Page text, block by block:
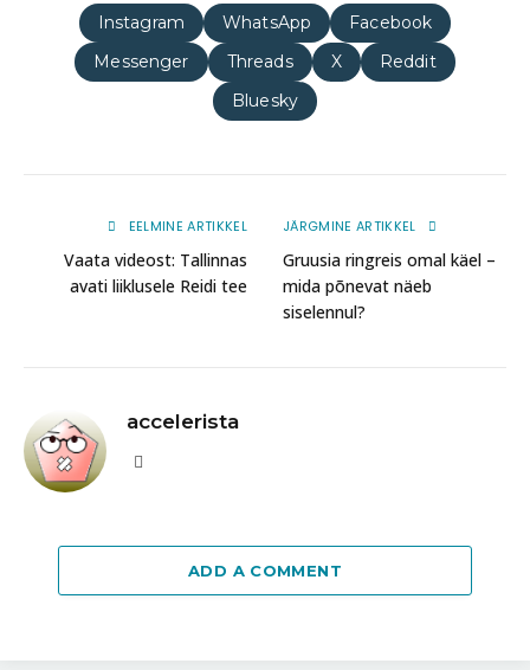
Instagram WhatsApp
Facebook
Messenger
Threads X
Reddit
Bluesky
EELMINE ARTIKKEL
Vaata videost: Tallinnas
avati liiklusele Reidi tee
JÄRGMINE ARTIKKEL
Gruusia ringreis omal käel –
mida põnevat näeb
siselennul?
accelerista
ADD A COMMENT